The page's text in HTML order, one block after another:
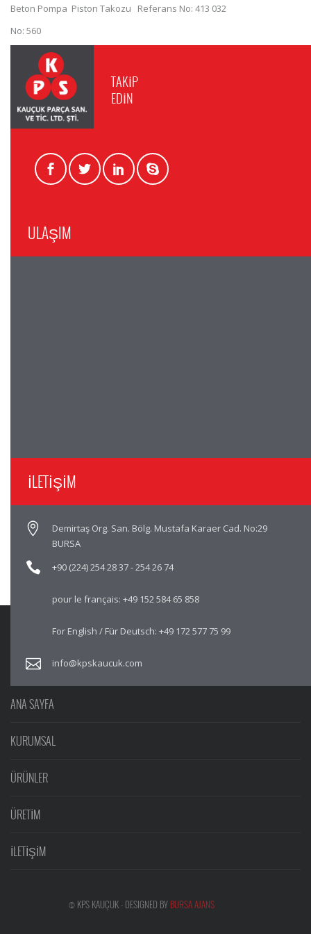
Beton Pompa Piston Takozu Referans No: 413 032
No: 560
TAKİP
EDİN
ULAŞIM
İLETİŞİM
Demirtaş Org. San. Bölg. Mustafa Karaer Cad. No:29
BURSA
+90 (224) 254 28 37-254 26 74
pour le français: +49 152 584 65 858
For English / Für Deutsch: +49 172 577 75 99
info@kpskaucuk.com
ANA SAYFA
KURUMSAL
ÜRÜNLER
ÜRETİM
İLETİŞİM
© KPS KAUÇUK - DESIGNED BY BURSA AJANS